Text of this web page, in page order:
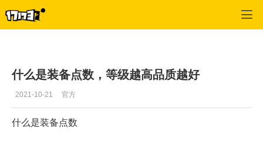
什么是装备点数，等级越高品质越好
2021-10-21 官方
什么是装备点数